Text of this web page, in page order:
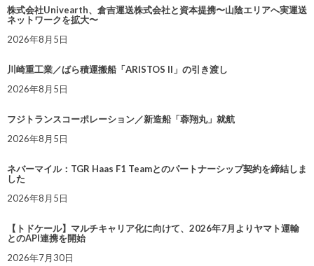
株式会社Univearth、倉吉運送株式会社と資本提携〜山陰エリアへ実運送
ネットワークを拡大〜
2026年8月5日
川崎重工業／ばら積運搬船「ARISTOS II」の引き渡し
2026年8月5日
フジトランスコーポレーション／新造船「蓉翔丸」就航
2026年8月5日
ネバーマイル：TGR Haas F1 Teamとのパートナーシップ契約を締結しま
した
2026年8月5日
【トドケール】マルチキャリア化に向けて、2026年7月よりヤマト運輸
とのAPI連携を開始
2026年7月30日